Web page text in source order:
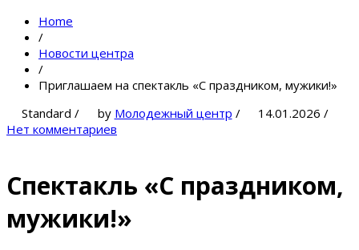
Home
/
Новости центра
/
Приглашаем на спектакль «С праздником, мужики!»
Standard / by Молодежный центр / 14.01.2026/
Нет комментариев
Спектакль «С праздником,
мужики!»